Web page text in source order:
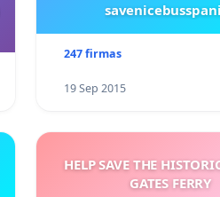
247 firmas
19 Sep 2015
HELP SAVE THE
GATES FERRY